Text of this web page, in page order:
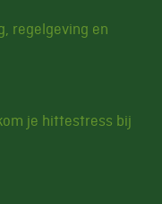
regelgeving en
je hittestress bij